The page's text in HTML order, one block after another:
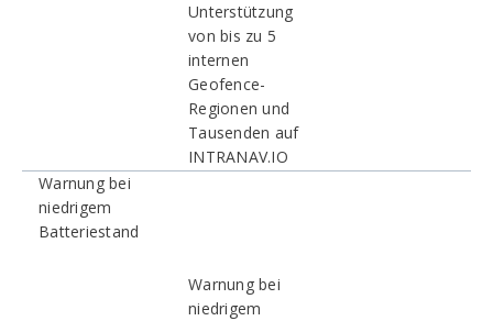
Unterstützung
von bis zu 5
internen
Geofence-
Regionen und
Tausenden auf
INTRANAV.IO
Warnung bei
niedrigem
Batteriestand
Warnung bei
niedrigem